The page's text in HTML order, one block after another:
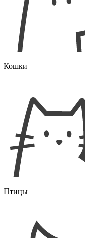
Кошки
Птицы